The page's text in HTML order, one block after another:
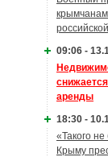
09:06 -
аренды
18:30 -
«Такого
Крыму